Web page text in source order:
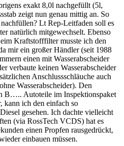
exakt 8,0l nachgefüllt (5l,
zeigt nun genau mittig an. So
Lt Rep-Leitfaden soll es
natürlich mitgewechselt. Ebenso
Kraftstofffilter musste ich den
mir ein großer Händler (seit 1988
einen mit Wasserabscheider
verbaute keinen Wasserabscheider
Anschlussschläuche auch
Wasserabscheider). Den
B….. Autoteile im Inspektionspaket
kann ich den einfach so
gesehen. Ich dachte vielleicht
(via RossTech VCDS) hat es
einen Propfen rausgedrückt,
einbauen müssen.